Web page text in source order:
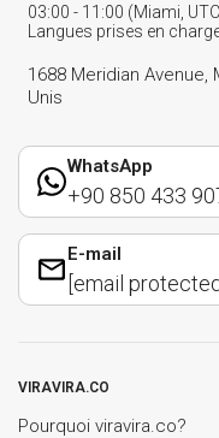
03:00 - 11:00 (Miami,
Langues prises en
1688 Meridian Avenue,
Unis
WhatsApp
+90 850 433
E-mail
[email
VIRAVIRA.CO
Pourquoi viravira.co?